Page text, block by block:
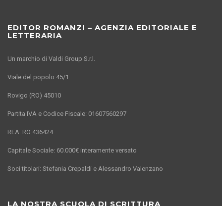
EDITOR ROMANZI – AGENZIA EDITORIALE E
LETTERARIA
Un marchio di Valdi Group S.r.l.
Viale del popolo 45/1
Rovigo (RO) 45010
Partita IVA e Codice Fiscale: 01607560297
REA: RO 436424
Capitale Sociale: 60.000€ interamente versato
Soci titolari: Stefania Crepaldi e Alessandro Valenzano
LA NOSTRA SCUOLA DI SCRITTURA